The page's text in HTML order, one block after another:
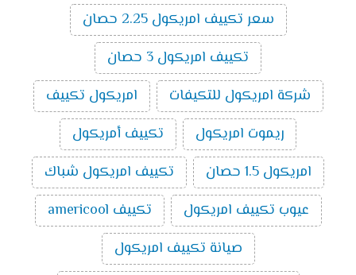
تكييف ميديا ميشن بارد ساخن انفرتر 3 حصان
14500 جنية
اسعار تكييف ميديا اسبليت ارضي
سقفي بارد ساخن2024
سعر تكييف ميديا اسبليت ارضي سقفي 2.25
حصان بارد ساخن10000
سعر تكييف ميديا اسبليت ارضي سقفي 3 حصان
بارد ساخن11800
سعر تكييف ميديا اسبليت ارضي سقفي 4 حصان
بارد ساخن16200
بارد ساخن18300
سعر تكييف امريكول 2.25 حصان
تكييف امريكول 3 حصان
شركة امريكول للتكيفات
امريكول تكييف
ريموت امريكول
تكييف أمريكول
امريكول 1.5 حصان
تكييف امريكول شباك
عيوب تكييف امريكول
تكييف americool
صيانة تكييف امريكول